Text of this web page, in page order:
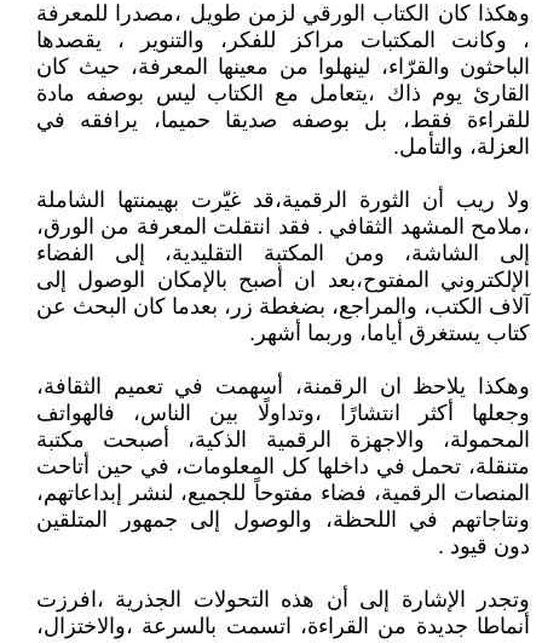
وهكذا كان الكتاب الورقي لزمن طويل ،مصدرا للمعرفة
، وكانت المكتبات مراكز للفكر، والتنوير ، يقصدها
الباحثون والقرّاء، لينهلوا من معينها المعرفة، حيث كان
القارئ يوم ذاك ،يتعامل مع الكتاب ليس بوصفه مادة
للقراءة فقط، بل بوصفه صديقا حميما، يرافقه في
العزلة، والتأمل.
ولا ريب أن الثورة الرقمية،قد غيّرت بهيمنتها الشاملة
،ملامح المشهد الثقافي . فقد انتقلت المعرفة من الورق،
إلى الشاشة، ومن المكتبة التقليدية، إلى الفضاء
الإلكتروني المفتوح،بعد ان أصبح بالإمكان الوصول إلى
آلاف الكتب، والمراجع، بضغطة زر، بعدما كان البحث عن
كتاب يستغرق أياما، وربما أشهر.
وهكذا يلاحظ ان الرقمنة، أسهمت في تعميم الثقافة،
وجعلها أكثر انتشارًا ،وتداولًا بين الناس، فالهواتف
المحمولة، والاجهزة الرقمية الذكية، أصبحت مكتبة
متنقلة، تحمل في داخلها كل المعلومات، في حين أتاحت
المنصات الرقمية، فضاء مفتوحاً للجميع، لنشر إبداعاتهم،
ونتاجاتهم في اللحظة، والوصول إلى جمهور المتلقين
دون قيود .
وتجدر الإشارة إلى أن هذه التحولات الجذرية ،افرزت
أنماطا جديدة من القراءة، اتسمت بالسرعة ،والاختزال،